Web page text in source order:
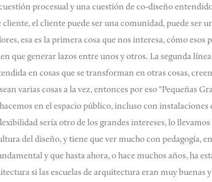
procesual y una cuestión de co-diseño
el cliente puede ser una comunidad, puede ser
esa es la primera cosa que nos interesa, cómo
que generar lazos entre unos y otros. La segunda
en cosas que se transforman en otras cosas,
varias cosas a la vez, entonces por eso "Pequeñas
en el espacio público, incluso con instalaciones
sería otro de los grandes intereses, lo
del diseño, y tiene que ver mucho con pedagogía,
y que hasta ahora, o hace muchos años, ha
si las escuelas de arquitectura eran muy